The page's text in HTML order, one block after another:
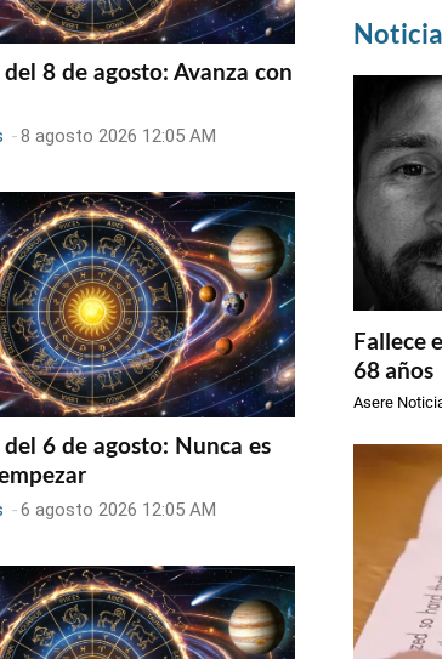
8 de agosto: Avanza con
-8 agosto 2026 12:05 AM
6 de agosto: Nunca es
-6 agosto 2026 12:05 AM
Fallece
68 años
Asere